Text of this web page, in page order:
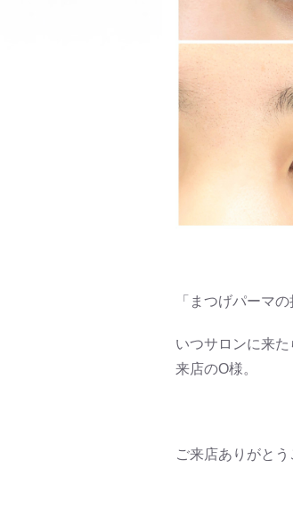
「まつげパーマ
いつサロンに来
来店のO様。
ご来店ありがとう